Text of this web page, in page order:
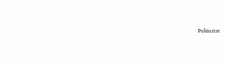
Publicitat